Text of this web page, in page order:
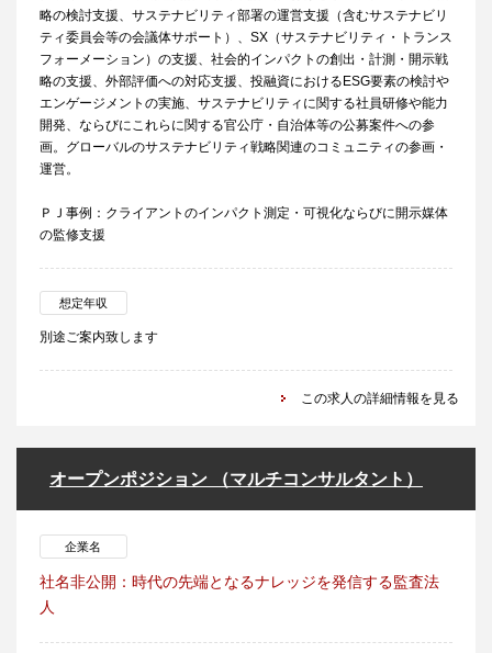
略の検討支援、サステナビリティ部署の運営支援（含むサステナビリ
ティ委員会等の会議体サポート）、SX（サステナビリティ・トランス
フォーメーション）の支援、社会的インパクトの創出・計測・開示戦
略の支援、外部評価への対応支援、投融資におけるESG要素の検討や
エンゲージメントの実施、サステナビリティに関する社員研修や能力
開発、ならびにこれらに関する官公庁・自治体等の公募案件への参
画。グローバルのサステナビリティ戦略関連のコミュニティの参画・
運営。
ＰＪ事例：クライアントのインパクト測定・可視化ならびに開示媒体
の監修支援
想定年収
別途ご案内致します
この求人の詳細情報を見る
オープンポジション （マルチコンサルタント）
企業名
社名非公開：時代の先端となるナレッジを発信する監査法
人